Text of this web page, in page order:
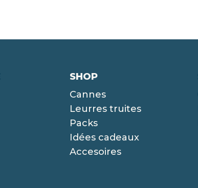
SHOP
Cannes
Leurres truites
Packs
Idées cadeaux
Accesoires